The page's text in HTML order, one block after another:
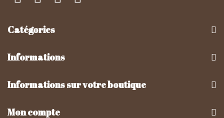
Catégories
Informations
Informations sur votre boutique
Mon compte